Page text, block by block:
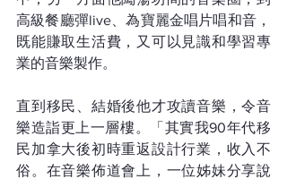
高級餐廳彈live、為寶麗金唱片唱和音，
既能賺取生活費，又可以見識和學習專
業的音樂製作。
直到移民、結婚後他才攻讀音樂，令音
樂造詣更上一層樓。「其實我90年代移
民加拿大後初時重返設計行業，收入不
俗。在音樂佈道會上，一位姊妹分享說